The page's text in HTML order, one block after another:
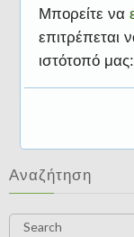
Αναζήτηση
Search
Μπορείτε να
επιτρέπεται
ιστότοπό μας: